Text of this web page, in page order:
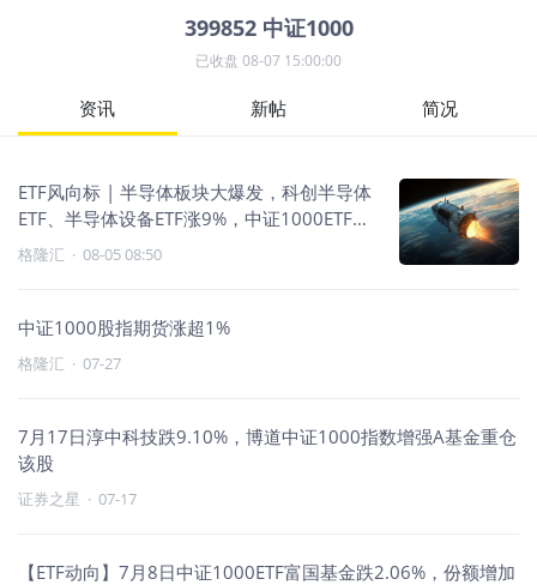
399852 中证1000
已收盘 08-07 15:00:00
资讯 新帖 简况
ETF风向标 | 半导体板块大爆发，科创半导体
ETF、半导体设备ETF涨9%，中证1000ETF批
量“吸金”，中证2000ETF单日流入超7.8亿
格隆汇 · 08-05 08:50
中证1000股指期货涨超1%
格隆汇 · 07-27
7月17日淳中科技跌9.10%，博道中证1000指数增强A基金重仓
该股
证券之星 · 07-17
【ETF动向】7月8日中证1000ETF富国基金跌2.06%，份额增加